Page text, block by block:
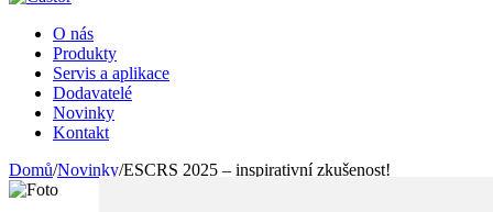
O nás
Produkty
Servis a aplikace
Dodavatelé
Novinky
Kontakt
Domů/Novinky/ESCRS 2025 – inspirativní zkušenost!